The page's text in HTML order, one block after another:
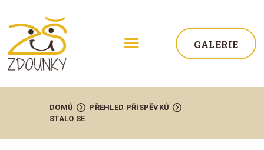
GALERIE
DOMŮ
PŘEHLED PŘÍSPĚVKŮ
STALO SE